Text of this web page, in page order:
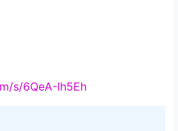
s/6QeA-Ih5Eh